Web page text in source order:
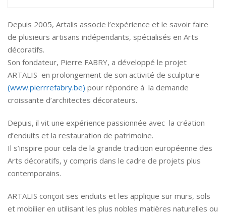
Depuis 2005, Artalis associe l’expérience et le savoir faire
de plusieurs artisans indépendants, spécialisés en Arts
décoratifs.
Son fondateur, Pierre FABRY, a développé le projet
ARTALIS en prolongement de son activité de sculpture
(www.pierrrefabry.be) pour répondre à la demande
croissante d’architectes décorateurs.
Depuis, il vit une expérience passionnée avec la création
d’enduits et la restauration de patrimoine.
Il s’inspire pour cela de la grande tradition européenne des
Arts décoratifs, y compris dans le cadre de projets plus
contemporains.
ARTALIS conçoit ses enduits et les applique sur murs, sols
et mobilier en utilisant les plus nobles matières naturelles ou